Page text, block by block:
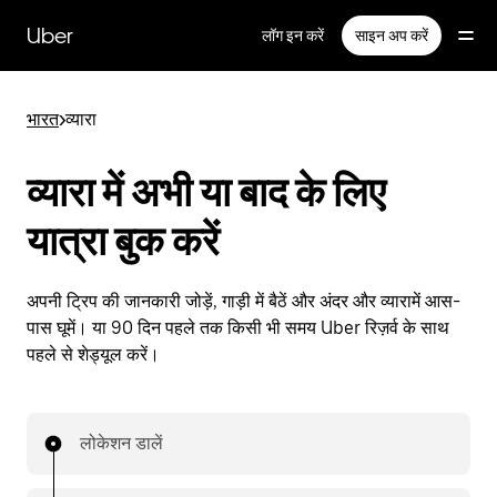
सामग्री
पर
Uber लॉग इन करें साइन अप करें
भारत>व्यारा
व्यारा में अभी या बाद के लिए
यात्रा बुक करें
अपनी ट्रिप की जानकारी जोड़ें, गाड़ी में बैठें और अंदर और व्यारामें आस-
पास घूमें। या 90 दिन पहले तक किसी भी समय Uber रिज़र्व के साथ
पहले से शेड्यूल करें।
लोकेशन डालें